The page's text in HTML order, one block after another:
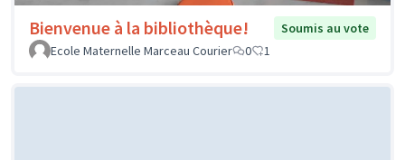
Bienvenue à la bibliothèque!
Soumis au vote
Ecole Maternelle Marceau Courier
0 1